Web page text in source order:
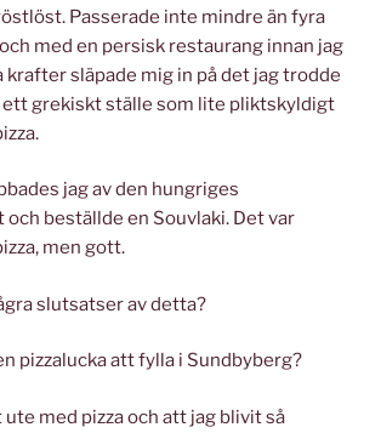
Passerade inte mindre än fyra
med en persisk restaurang innan jag
krafter släpade mig in på det jag trodde
ett grekiskt ställe som lite pliktskyldigt
jag av den hungriges
beställde en Souvlaki. Det var
men gott.
slutsatser av detta?
pizzalucka att fylla i Sundbyberg?
med pizza och att jag blivit så